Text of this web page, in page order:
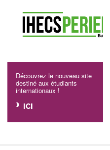
Découvrez le nouveau site
destiné aux étudiants
internationaux !
ICI